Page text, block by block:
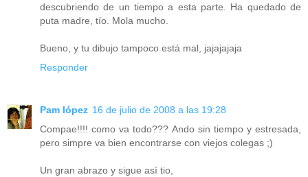
descubriendo de un tiempo a esta parte. Ha quedado de
puta madre, tío. Mola mucho.
Bueno, y tu dibujo tampoco está mal, jajajajaja
Responder
Pam lópez 16 de julio de 2008 a las 19:28
Compae!!!! como va todo??? Ando sin tiempo y estresada,
pero simpre va bien encontrarse con viejos colegas ;)
Un gran abrazo y sigue así tio,